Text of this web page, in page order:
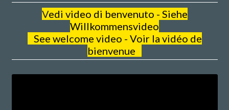
Vedi video di benvenuto - Siehe
Willkommensvideo
See welcome video - Voir la vidéo de
bienvenue